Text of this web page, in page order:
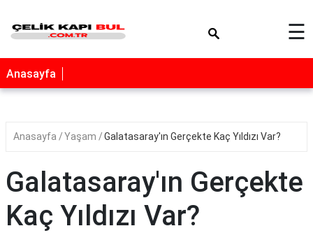
☰
Anasayfa
Anasayfa Yaşam Galatasaray'ın Gerçekte Kaç Yıldızı Var?
Galatasaray'ın Gerçekte
Kaç Yıldızı Var?